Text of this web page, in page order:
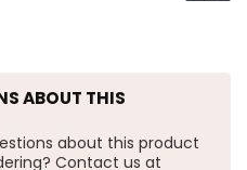
ABOUT THIS
about this product
Contact us at